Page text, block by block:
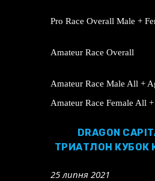
Pro Race Overall Male +
Amateur Race Overall
Amateur Race Male All +
Amateur Race Female All
DRAGON
ТРИАТЛОН КУБОК
25 липня 2021